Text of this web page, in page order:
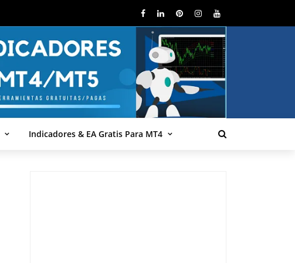
Indicadores & EA Gratis Para MT4